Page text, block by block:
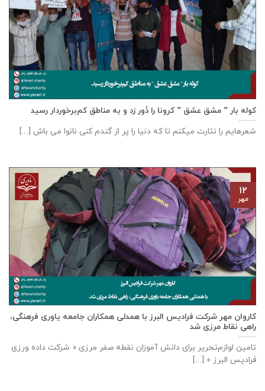
کوله بار ” مشق عشق ” کرونا را دُور زد و به مناطق کم‌برخوردار رسید
شعرهایم را نثارت میکنم تا که دنیا را پر از گندم کنی نانوا می باش [...]
كاروان مهر شرکت فرادیس البرز با همدلی همکاران جامعه یاوری فرهنگی،
راهی نقاط مرزی شد
تامين لوازم‌تحرير برای دانش آموزان نقطه صفر مرزی « شرکت داده ورزی
فراديس البرز » [...]
۱۲
مهر